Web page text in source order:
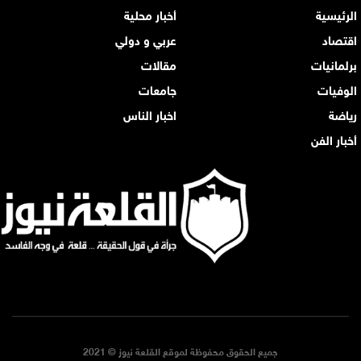
الرئيسية
أخبار محلية
اقتصاد
عربي و دولي
برلمانيات
مقالات
الوفيات
جامعات
رياضة
اخبار الناس
أخبار الفن
جميع الحقوق محفوظة لموقع القلعة نيوز © 2021